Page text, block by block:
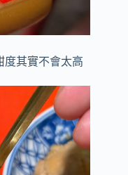
度其實不會太高